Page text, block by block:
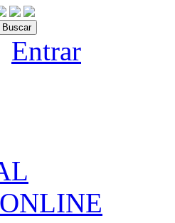
Entrar